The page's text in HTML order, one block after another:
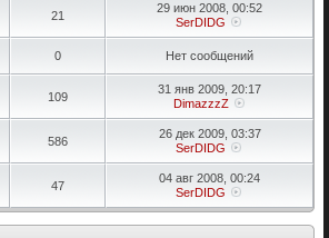
21
29 июн 2008, 00:52
SerDIDG
0 Нет сообщений
109
31 янв 2009, 20:17
DimazzzZ
586
26 дек 2009, 03:37
SerDIDG
47
04 авг 2008, 00:24
SerDIDG